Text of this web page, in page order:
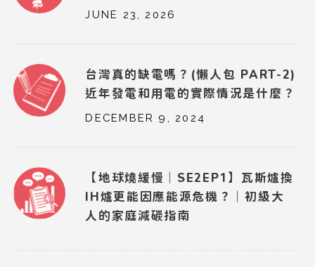
JUNE 23, 2026
台灣真的缺電嗎？(懶人包 PART-2)
近年發電和用電的實際情況是什麼？
DECEMBER 9, 2024
【地球燒緩慢｜SE2EP1】瓦斯爐換
IH爐更能因應能源危機？｜初級大
人的家庭減碳指南